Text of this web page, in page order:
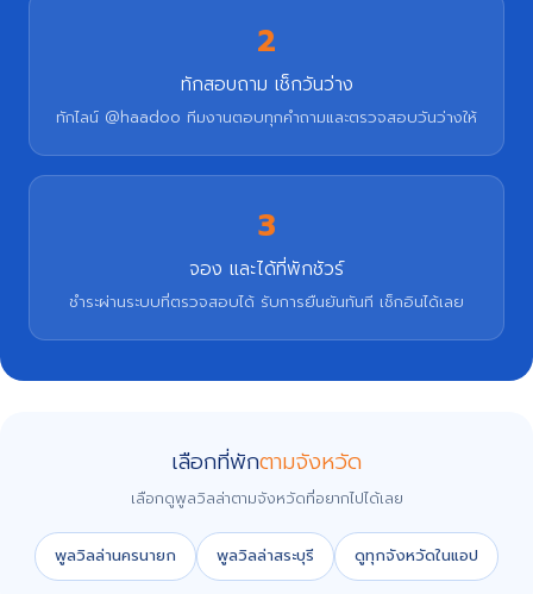
2
ทักสอบถาม เช็กวันว่าง
ทักไลน์ @haadoo ทีมงานตอบทุกคำถามและตรวจสอบวันว่างให้
3
จอง และได้ที่พักชัวร์
ชำระผ่านระบบที่ตรวจสอบได้ รับการยืนยันทันที เช็กอินได้เลย
เลือกที่พักตามจังหวัด
เลือกดูพูลวิลล่าตามจังหวัดที่อยากไปได้เลย
พูลวิลล่านครนายก พูลวิลล่าสระบุรี ดูทุกจังหวัดในแอป